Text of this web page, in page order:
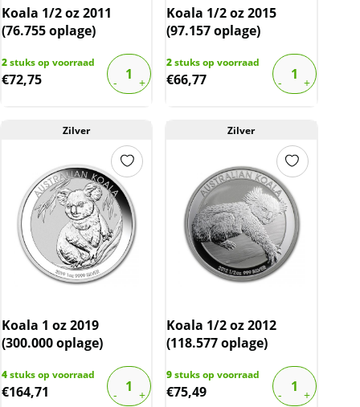
Koala 1/2 oz 2011
(76.755 oplage)
2stuks op voorraad
€72,75
Koala 1/2 oz 2015
(97.157 oplage)
2stuks op voorraad
€66,77
Zilver
Koala 1 oz 2019
(300.000 oplage)
4stuks op voorraad
€164,71
Zilver
Koala 1/2 oz 2012
(118.577 oplage)
9stuks op voorraad
€75,49